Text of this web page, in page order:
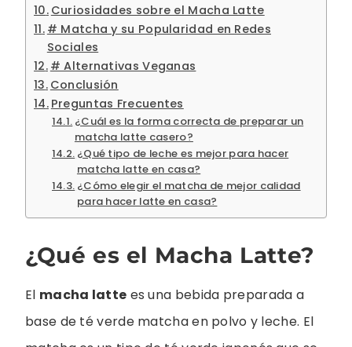
Curiosidades sobre el Macha Latte
# Matcha y su Popularidad en Redes
Sociales
# Alternativas Veganas
Conclusión
Preguntas Frecuentes
¿Cuál es la forma correcta de preparar un
matcha latte casero?
¿Qué tipo de leche es mejor para hacer
matcha latte en casa?
¿Cómo elegir el matcha de mejor calidad
para hacer latte en casa?
¿Qué es el Macha Latte?
El macha latte es una bebida preparada a
base de té verde matcha en polvo y leche. El